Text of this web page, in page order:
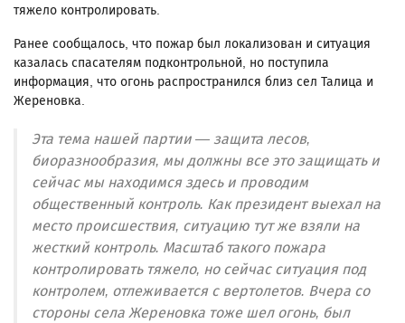
тяжело контролировать.
Ранее сообщалось, что пожар был локализован и ситуация
казалась спасателям подконтрольной, но поступила
информация, что огонь распространился близ сел Талица и
Жереновка.
Эта тема нашей партии — защита лесов,
биоразнообразия, мы должны все это защищать и
сейчас мы находимся здесь и проводим
общественный контроль. Как президент выехал на
место происшествия, ситуацию тут же взяли на
жесткий контроль. Масштаб такого пожара
контролировать тяжело, но сейчас ситуация под
контролем, отлеживается с вертолетов. Вчера со
стороны села Жереновка тоже шел огонь, был